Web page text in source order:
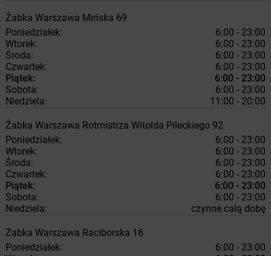
Żabka Warszawa Mińska 69
Poniedziałek:
6:00 - 23:00
Wtorek:
6:00 - 23:00
Środa:
6:00 - 23:00
Czwartek:
6:00 - 23:00
Piątek:
6:00 - 23:00
Sobota:
6:00 - 23:00
Niedziela:
11:00 - 20:00
Żabka Warszawa Rotmistrza Witolda Pileckiego 92
Poniedziałek:
6:00 - 23:00
Wtorek:
6:00 - 23:00
Środa:
6:00 - 23:00
Czwartek:
6:00 - 23:00
Piątek:
6:00 - 23:00
Sobota:
6:00 - 23:00
Niedziela:
czynne całą dobę
Żabka Warszawa Raciborska 16
Poniedziałek:
6:00 - 23:00